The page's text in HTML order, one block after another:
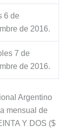
6 de
de 2016.
7 de
de 2016.
Argentino
mensual de
Y DOS ($